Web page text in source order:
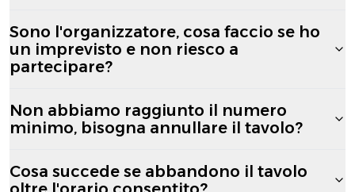
Sono l'organizzatore, cosa faccio se ho
un imprevisto e non riesco a
partecipare?
Non abbiamo raggiunto il numero
minimo, bisogna annullare il tavolo?
Cosa succede se abbandono il tavolo